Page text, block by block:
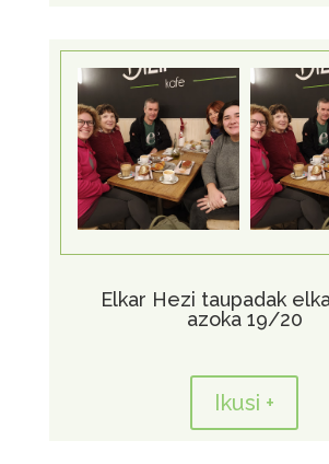
Elkar Hezi taupadak
azoka 19/20
Ikusi +